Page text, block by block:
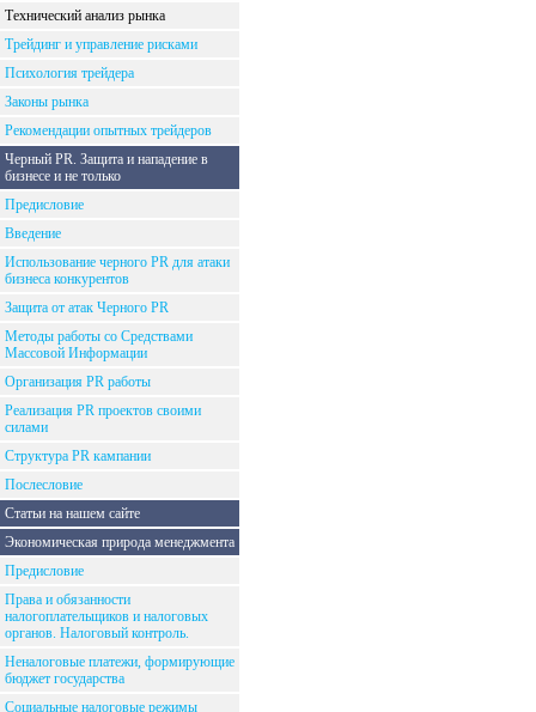
Технический анализ рынка
Трейдинг и управление рисками
Психология трейдера
Законы рынка
Рекомендации опытных трейдеров
Черный PR. Защита и нападение в
бизнесе и не только
Предисловие
Введение
Использование черного PR для атаки
бизнеса конкурентов
Защита от атак Черного PR
Методы работы со Средствами
Массовой Информации
Организация PR работы
Реализация PR проектов своими
силами
Структура PR кампании
Послесловие
Статьи на нашем сайте
Экономическая природа менеджмента
Предисловие
Права и обязанности
налогоплательщиков и налоговых
органов. Налоговый контроль.
Неналоговые платежи, формирующие
бюджет государства
Социальные налоговые режимы